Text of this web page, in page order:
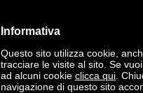
Informativa
Questo sito utilizza cookie,
tracciare le visite al sito. Se
ad alcuni cookie clicca qui .
navigazione di questo sito